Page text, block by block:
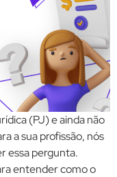
(PJ) e ainda não
a sua profissão, nós
essa pergunta.
entender como o